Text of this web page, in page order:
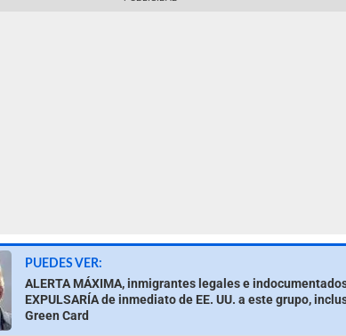
PUEDES VER:
ALERTA MÁXIMA, inmigrantes legales e
EXPULSARÍA de inmediato de EE. UU. a este grupo,
Green Card